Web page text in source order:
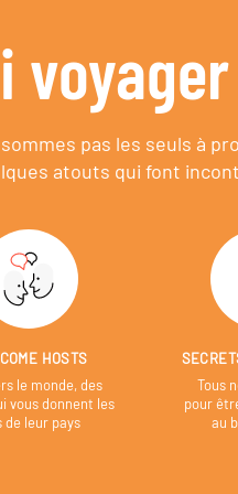
pas les seuls à
atouts qui font
HOSTS
le monde, des
vous donnent les
de leur pays
Tous
pour
au